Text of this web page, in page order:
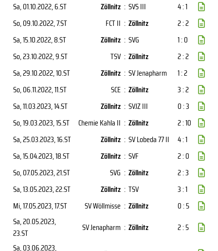
Sa, 01.10.2022, 6.ST Zöllnitz : SVS III
4 : 1
So, 09.10.2022, 7.ST FCT II : Zöllnitz
2 : 2
Sa, 15.10.2022, 8.ST Zöllnitz : SVG
1 : 0
So, 23.10.2022, 9.ST TSV : Zöllnitz
2 : 2
Sa, 29.10.2022, 10.ST Zöllnitz : SV Jenapharm
1 : 2
So, 06.11.2022, 11.ST SCE : Zöllnitz
3 : 2
Sa, 11.03.2023, 14.ST Zöllnitz : SVJZ III
0 : 3
So, 19.03.2023, 15.ST Chemie Kahla II : Zöllnitz
2 : 10
Sa, 25.03.2023, 16.ST Zöllnitz : SV Lobeda 77 II
4 : 1
Sa, 15.04.2023, 18.ST Zöllnitz : SVF
2 : 0
So, 07.05.2023, 21.ST SVG : Zöllnitz
2 : 3
Sa, 13.05.2023, 22.ST Zöllnitz : TSV
3 : 1
Mi, 17.05.2023, 17.ST SV Wöllmisse : Zöllnitz
0 : 5
Sa, 20.05.2023,
23.ST
SV Jenapharm : Zöllnitz
2 : 5
Sa, 03.06.2023,